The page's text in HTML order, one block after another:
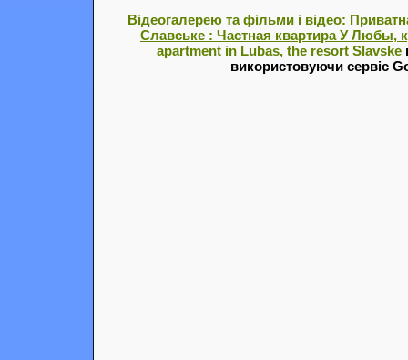
Відеогалерею та фільми і відео:
Славське : Частная квартира У Любы,
apartment in Lubas, the resort Slavske
використовуючи сервіс